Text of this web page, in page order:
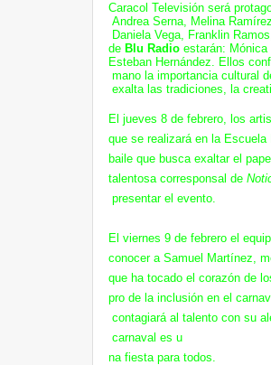
Caracol Televisión será
Andrea Serna, Melina
Daniela Vega, Franklin
de Blu Radio estarán:
Esteban Hernández. Ellos
mano la importancia cultural
exalta las tradiciones, la
El jueves 8 de febrero, los
que se realizará en la
baile que busca exaltar el
talentosa corresponsal de
presentar el evento.
El viernes 9 de febrero el
conocer a Samuel Martínez,
que ha tocado el corazón de
pro de la inclusión en el
contagiará al talento con su
carnaval es u
na fiesta para todos.